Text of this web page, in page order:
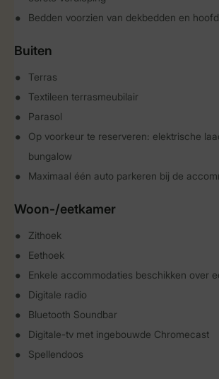
Bedden voorzien van dekbedden en
Buiten
Terras
Textileen terrasmeubilair
Parasol
Op voorkeur te reserveren: elektrische
bungalow
Maximaal één auto parkeren bij de
Woon-/eetkamer
Zithoek
Eethoek
Enkele accommodaties beschikken over
Digitale radio
Bluetooth Soundbar
Digitale-tv met ingebouwde Chromecast
Spellendoos